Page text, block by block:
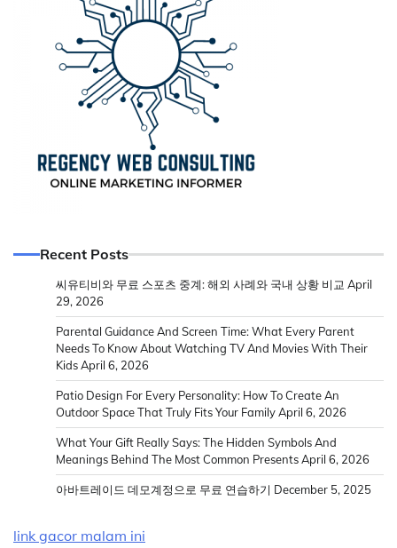
Recent Posts
씨유티비와 무료 스포츠 중계: 해외 사례와 국내 상황 비교 April
29, 2026
Parental Guidance And Screen Time: What Every Parent
Needs To Know About Watching TV And Movies With Their
KidsApril 6, 2026
Patio Design For Every Personality: How To Create An
Outdoor Space That Truly Fits Your FamilyApril 6, 2026
What Your Gift Really Says: The Hidden Symbols And
Meanings Behind The Most Common PresentsApril 6, 2026
아바트레이드 데모계정으로 무료 연습하기 December 5, 2025
link gacor malam ini